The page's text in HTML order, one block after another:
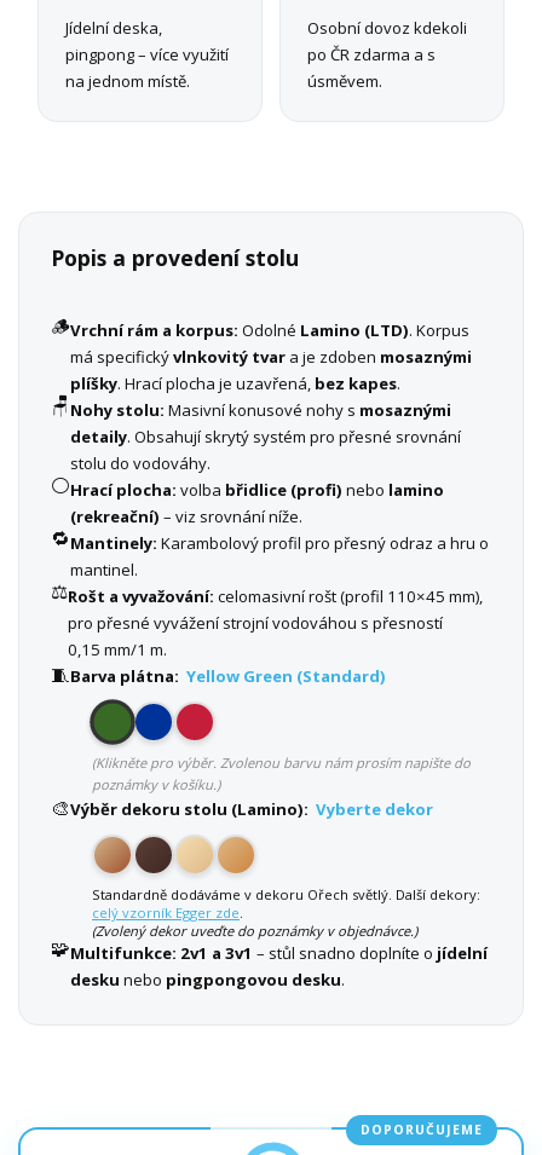
Jídelní deska,
pingpong – více využití
na jednom místě.
Osobní dovoz kdekoli
po ČR zdarma a s
úsměvem.
Popis a provedení stolu
🪵Vrchní rám a korpus: Odolné Lamino (LTD). Korpus
má specifickývlnkovitý tvar a je zdoben mosaznými
plíšky. Hrací plocha je uzavřená, bez kapes.
🪑 Nohy stolu: Masivní konusové nohy s mosaznými
detaily. Obsahují skrytý systém pro přesné srovnání
stolu do vodováhy.
⚪Hrací plocha: volba břidlice (profi) nebo lamino
(rekreační) – viz srovnání níže.
🔁Mantinely: Karambolový profil pro přesný odraz a hru o
mantinel.
⚖️Rošt a vyvažování: celomasivní rošt (profil 110×45 mm),
pro přesné vyvážení strojní vodováhou s přesností
0,15 mm/1 m.
🧵Barva plátna: Yellow Green (Standard)
(Klikněte pro výběr. Zvolenou barvu nám prosím napište do
poznámky v košíku.)
🎨Výběr dekoru stolu (Lamino): Vyberte dekor
Standardně dodáváme v dekoru Ořech světlý. Další dekory:
celý vzorník Egger zde
(Zvolený dekor uveďte do poznámky v objednávce.)
🧩Multifunkce: 2v1 a 3v1 – stůl snadno doplníte o jídelní
desku nebo pingpongovou desku.
DOPORUČUJEME